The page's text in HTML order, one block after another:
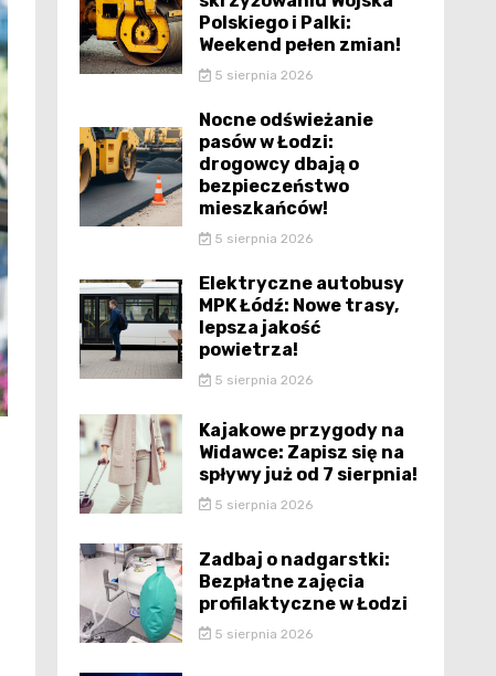
Polskiego i Palki:
Weekend pełen zmian!
5 sierpnia 2026
Nocne odświeżanie
pasów w Łodzi:
drogowcy dbają o
bezpieczeństwo
mieszkańców!
5 sierpnia 2026
Elektryczne autobusy
MPK Łódź: Nowe trasy,
lepsza jakość
powietrza!
5 sierpnia 2026
Kajakowe przygody na
Widawce: Zapisz się na
spływy już od 7 sierpnia!
5 sierpnia 2026
Zadbaj o nadgarstki:
Bezpłatne zajęcia
profilaktyczne w Łodzi
5 sierpnia 2026